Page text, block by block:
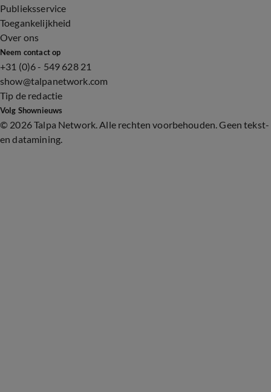
Publieksservice
Toegankelijkheid
Over ons
Neem contact op
+31 (0)6 - 549 628 21
show@talpanetwork.com
Tip de redactie
Volg Shownieuws
© 2026 Talpa Network. Alle rechten voorbehouden. Geen tekst-
en datamining.